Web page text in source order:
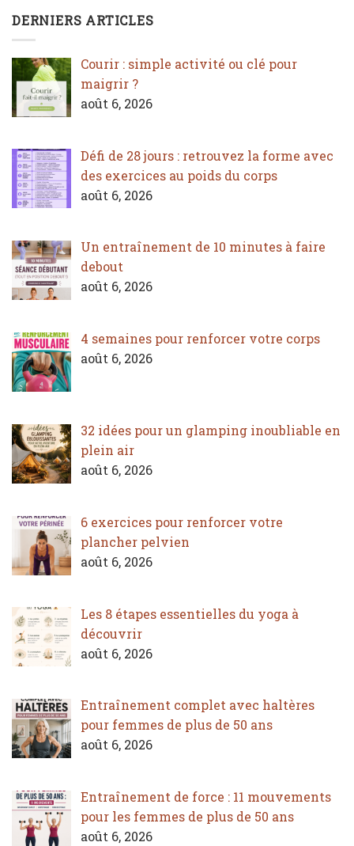
DERNIERS ARTICLES
Courir : simple activité ou clé pour
maigrir ?
août 6, 2026
Défi de 28 jours : retrouvez la forme avec
des exercices au poids du corps
août 6, 2026
Un entraînement de 10 minutes à faire
debout
août 6, 2026
4 semaines pour renforcer votre corps
août 6, 2026
32 idées pour un glamping inoubliable en
plein air
août 6, 2026
6 exercices pour renforcer votre
plancher pelvien
août 6, 2026
Les 8 étapes essentielles du yoga à
découvrir
août 6, 2026
Entraînement complet avec haltères
pour femmes de plus de 50 ans
août 6, 2026
Entraînement de force : 11 mouvements
pour les femmes de plus de 50 ans
août 6, 2026